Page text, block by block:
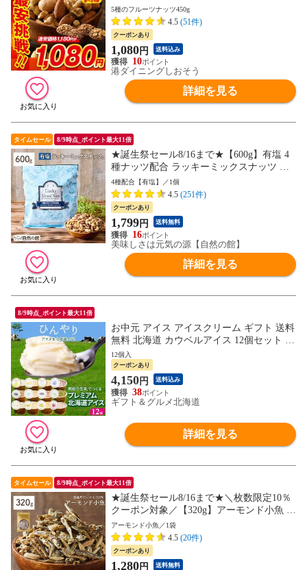
料無料1,080円！】アーモンド カシューナ
ッツ クルミ バナナ レーズン 食塩不使用
加工オイル不使用
5種のフルーツナッツ450g
4.5 (51件)
クーポンあり
1,080円 送料込み
10
港ダイニングしおそう
詳細を見る
タイムセール 8/9時点_ポイント最大11倍
★誕生祭セール8/16まで★【600g】有塩 4
種ナッツ配合 ラッキーミックスナッツ 送
料無料 おつまみ 製菓材料 業務用 大容量
ポスト投函 訳あり(簡易梱包) 88s
4種配合【有塩】／1個
4.5 (251件)
クーポンあり
1,799円 送料無料
16
美味しさは元気の源【自然の館】
詳細を見る
8/9時点_ポイント最大11倍
お中元 アイス アイスクリーム ギフト 送料
無料 北海道 カウベルアイス 12個セット /
御中元 夏ギフト 敬老の日 2026 スイーツ
カップアイス 北海道産 アイスクリーム チ
ョコレート バニラ お菓子 セット 牛乳アイ
ス 内祝い チョコ ミルク 長沼 道産 バラエ
ティセット 26keiro
12個入
クーポンあり
4,150円 送料込み
38
ギフト＆グルメ北海道
詳細を見る
タイムセール 8/9時点_ポイント最大11倍
★誕生祭セール8/16まで★＼枚数限定10％
クーポン対象／【320g】アーモンド小魚 送
料無料おつまみ 駄菓子 アーモンドフィッ
シュ 訳あり(簡易梱包) 88s
アーモンド小魚／1袋
4.5 (20件)
クーポンあり
1,280円 送料無料